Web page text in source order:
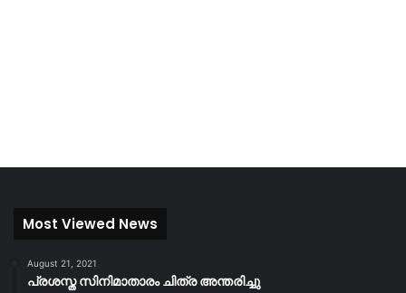
Most Viewed News
August 21, 2021
പ്രശസ്ത സിനിമാതാരം ചിത്ര അന്തരിച്ചു